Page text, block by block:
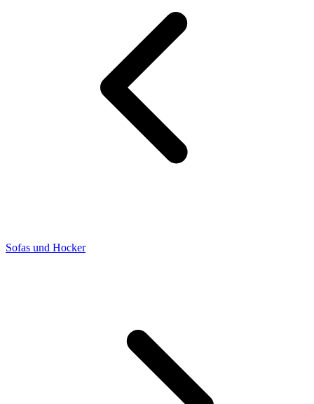
Sofas und Hocker